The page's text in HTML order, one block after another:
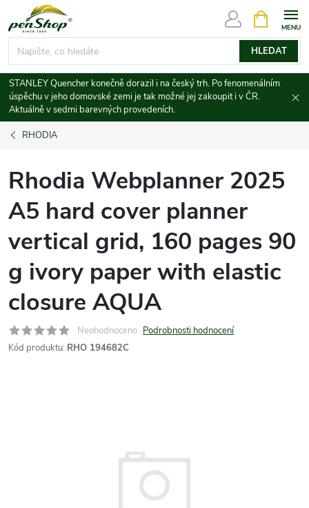
na
obsah
HLEDAT
NÁKUPNÍ
KOŠÍK
STANLEY Quencher konečně dorazil i na český trh. Po fenomenálním
úspěchu v jeho domovské zemi je tak možné jej zakoupit i v ČR.
Aktuálně v sedmi barevných provedeních.
RHODIA
Rhodia Webplanner 2025
A5 hard cover planner
vertical grid, 160 pages 90
g ivory paper with elastic
closure AQUA
Neohodnoceno Podrobnosti hodnocení
Kód produktu: RHO 194682C